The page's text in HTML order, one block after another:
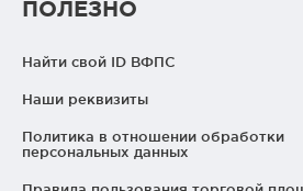
ПОЛЕЗНО
Найти свой ID ВФПС
Наши реквизиты
Политика в отношении обработки
персональных данных